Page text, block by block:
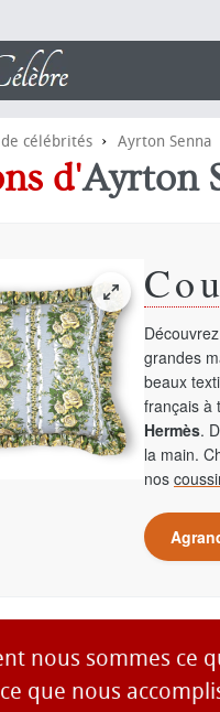
célébrités › Ayrton Senna
d'Ayrton
grandes
beaux
français à
Hermès.
la main.
nos
nous sommes ce
que nous